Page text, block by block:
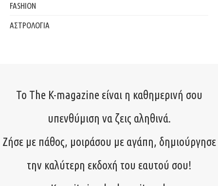
FASHION
ΑΣΤΡΟΛΟΓΙΑ
Το The K-magazine είναι η καθημερινή σου
υπενθύμιση να ζεις αληθινά.
Ζήσε με πάθος, μοιράσου με αγάπη, δημιούργησε
την καλύτερη εκδοχή του εαυτού σου!